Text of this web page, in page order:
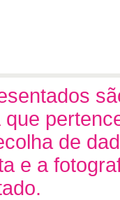
de
e a